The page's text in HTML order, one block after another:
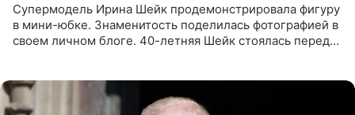
Супермодель Ирина Шейк продемонстрировала фигуру
в мини-юбке. Знаменитость поделилась фотографией в
своем личном блоге. 40-летняя Шейк стоялась перед